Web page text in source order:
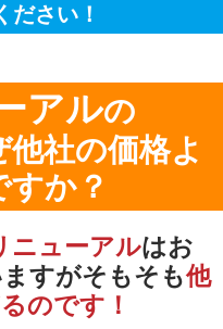
ださい！
アルの
社の価格よ
すか？
ニューアルはお
すがそもそも他
のです！